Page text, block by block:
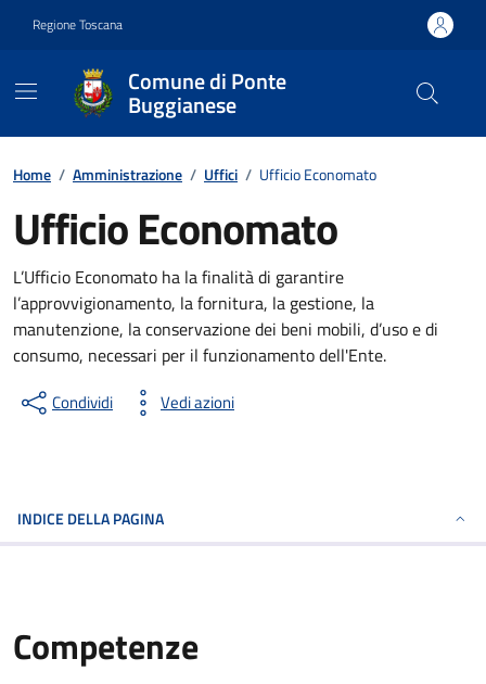
Regione Toscana
Comune di Ponte
Buggianese
Contenuti in evidenza
Home / Amministrazione / Uffici / Ufficio Economato
Ufficio Economato
L’Ufficio Economato ha la finalità di garantire
l’approvvigionamento, la fornitura, la gestione, la
manutenzione, la conservazione dei beni mobili, d’uso e di
consumo, necessari per il funzionamento dell'Ente.
Condividi Vedi azioni
INDICE DELLA PAGINA
Competenze